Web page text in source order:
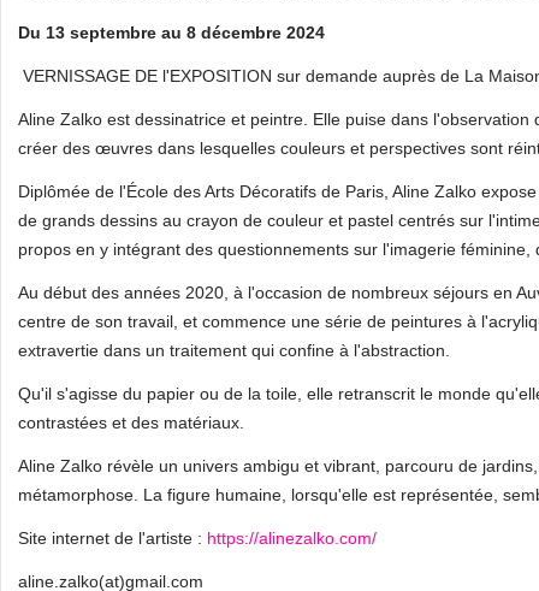
Du 13 septembre au 8 décembre 2024
VERNISSAGE DE l'EXPOSITION sur demande auprès de La
Aline Zalko est dessinatrice et peintre. Elle puise dans
créer des œuvres dans lesquelles couleurs et perspectives sont
Diplômée de l'École des Arts Décoratifs de Paris, Aline Zalko
de grands dessins au crayon de couleur et pastel centrés sur
propos en y intégrant des questionnements sur l'imagerie féminine,
Au début des années 2020, à l'occasion de nombreux séjours en
centre de son travail, et commence une série de peintures à
extravertie dans un traitement qui confine à l'abstraction.
Qu'il s'agisse du papier ou de la toile, elle retranscrit le monde
contrastées et des matériaux.
Aline Zalko révèle un univers ambigu et vibrant, parcouru de
métamorphose. La figure humaine, lorsqu'elle est représentée,
Site internet de l'artiste : https://alinezalko.com/
aline.zalko(at)gmail.com